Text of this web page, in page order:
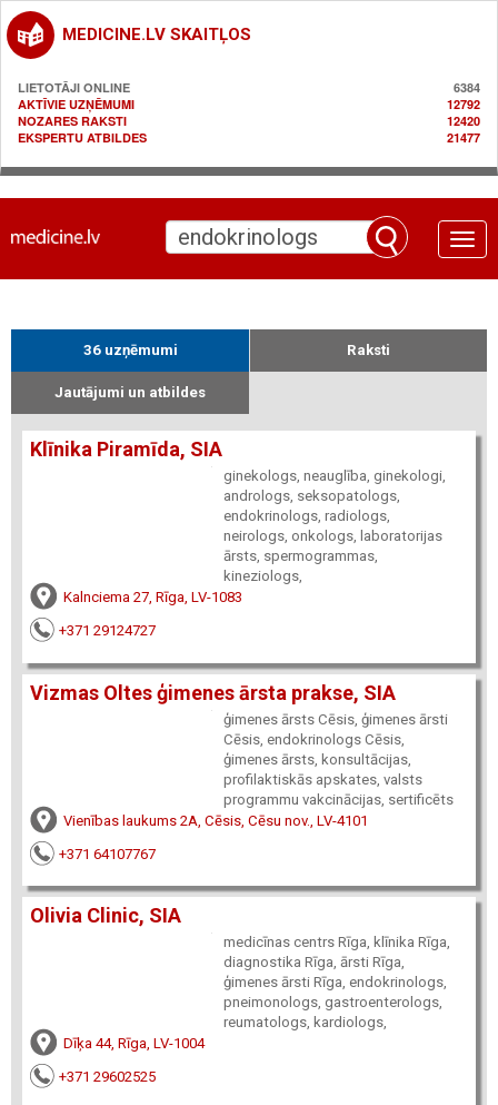
MEDICINE.LV SKAITĻOS
LIETOTĀJI ONLINE
6384
AKTĪVIE UZŅĒMUMI
12792
NOZARES RAKSTI
12420
EKSPERTU ATBILDES
21477
Toggle
36 uzņēmumi Raksti
Jautājumi un atbildes
Klīnika Piramīda, SIA
ginekologs, neauglība, ginekologi,
andrologs, seksopatologs,
endokrinologs, radiologs,
neirologs, onkologs, laboratorijas
ārsts, spermogrammas,
kineziologs,
Kalnciema 27, Rīga, LV-1083
+371 29124727
Vizmas Oltes ģimenes ārsta prakse, SIA
ģimenes ārsts Cēsis, ģimenes ārsti
Cēsis, endokrinologs Cēsis,
ģimenes ārsts, konsultācijas,
profilaktiskās apskates, valsts
programmu vakcinācijas, sertificēts
Vienības laukums 2A, Cēsis, Cēsu nov., LV-4101
+371 64107767
Olivia Clinic, SIA
medicīnas centrs Rīga, klīnika Rīga,
diagnostika Rīga, ārsti Rīga,
ģimenes ārsti Rīga, endokrinologs,
pneimonologs, gastroenterologs,
reumatologs, kardiologs,
Dīķa 44, Rīga, LV-1004
+371 29602525